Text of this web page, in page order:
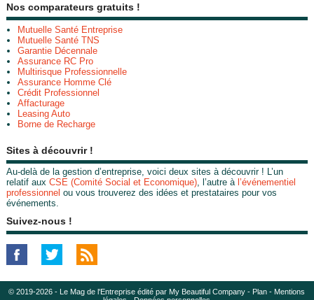
Nos comparateurs gratuits !
Mutuelle Santé Entreprise
Mutuelle Santé TNS
Garantie Décennale
Assurance RC Pro
Multirisque Professionnelle
Assurance Homme Clé
Crédit Professionnel
Affacturage
Leasing Auto
Borne de Recharge
Sites à découvrir !
Au-delà de la gestion d’entreprise, voici deux sites à découvrir ! L’un
relatif aux CSE (Comité Social et Economique), l’autre à l’événementiel
professionnel ou vous trouverez des idées et prestataires pour vos
événements.
Suivez-nous !
© 2019-2026 - Le Mag de l'Entreprise édité par My Beautiful Company - Plan - Mentions